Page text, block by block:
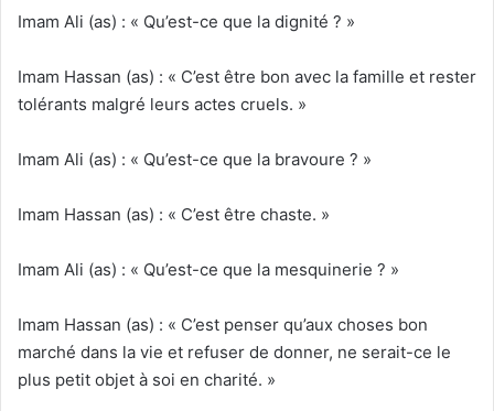
Imam Ali (as) : « Qu’est-ce que la dignité ? »
Imam Hassan (as) : « C’est être bon avec la famille et rester
tolérants malgré leurs actes cruels. »
Imam Ali (as) : « Qu’est-ce que la bravoure ? »
Imam Hassan (as) : « C’est être chaste. »
Imam Ali (as) : « Qu’est-ce que la mesquinerie ? »
Imam Hassan (as) : « C’est penser qu’aux choses bon
marché dans la vie et refuser de donner, ne serait-ce le
plus petit objet à soi en charité. »